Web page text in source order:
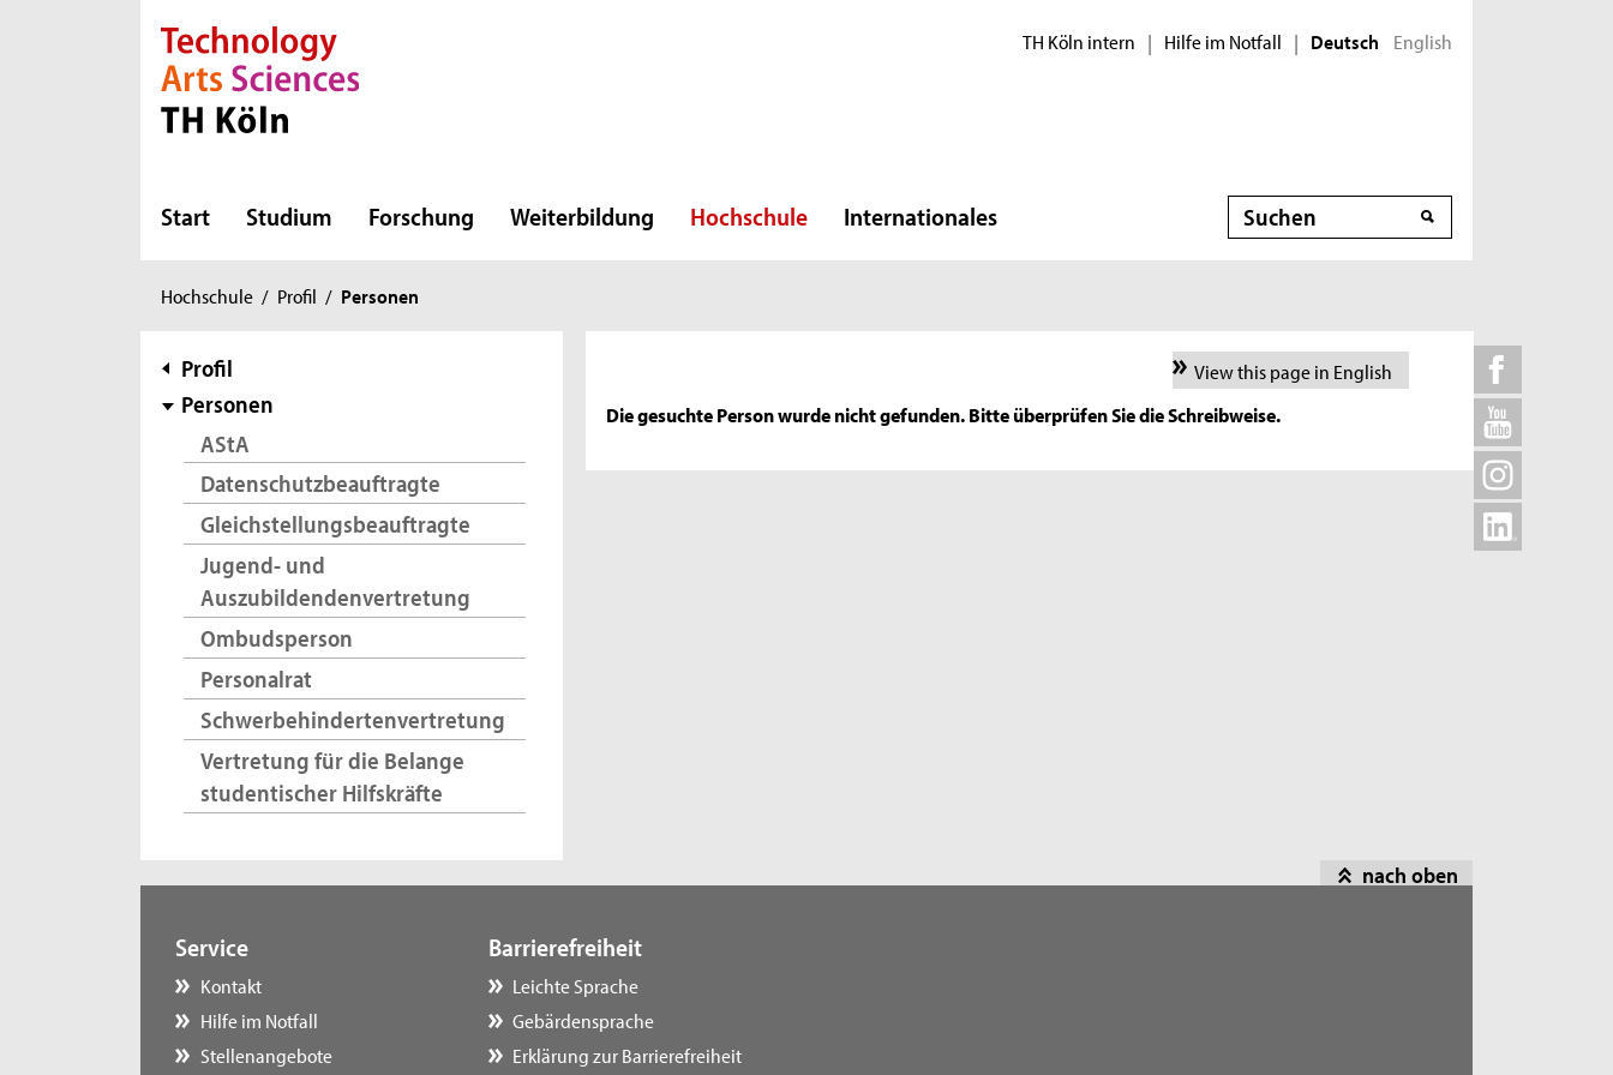
Direkt zur Hauptnavigation
Direkt zur Subnavigation
Direkt zum Inhalt
Direkt zum Fußbereich TH Köln intern | Hilfe im Notfall | Deutsch English
Start Studium Forschung Weiterbildung Hochschule Internationales Suche
Sie
hier:
Hochschule / Profil / Personen
Subnavigation
Profil
Personen
AStA
Datenschutzbeauftragte
Gleichstellungsbeauftragte
Jugend- und
Auszubildendenvertretung
Ombudsperson
Personalrat
Schwerbehindertenvertretung
Vertretung für die Belange
studentischer Hilfskräfte
View this page in English
Die gesuchte Person wurde nicht gefunden. Bitte überprüfen Sie die Schreibweise.
nach oben
Service
Kontakt
Hilfe im Notfall
Stellenangebote
Barrierefreiheit
Leichte Sprache
Gebärdensprache
Erklärung zur Barrierefreiheit